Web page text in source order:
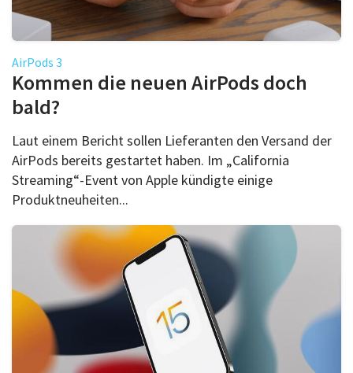
AirPods 3
Kommen die neuen AirPods doch
bald?
Laut einem Bericht sollen Lieferanten den Versand der
AirPods bereits gestartet haben. Im „California
Streaming“-Event von Apple kündigte einige
Produktneuheiten...